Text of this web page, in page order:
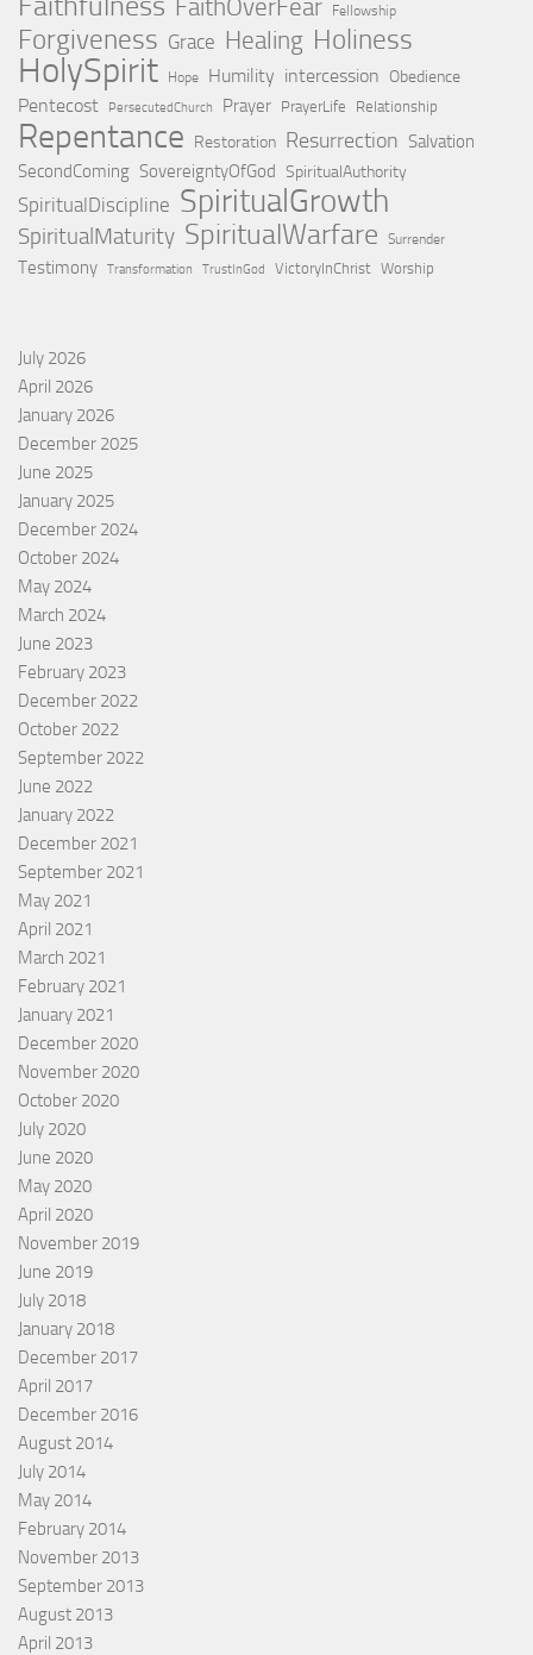
FaithOverFear Fellowship
Forgiveness Grace Healing Holiness
HolySpirit Hope Humility intercession Obedience
Pentecost PersecutedChurch Prayer PrayerLife Relationship
Repentance Restoration Resurrection Salvation
SecondComing SovereigntyOfGod SpiritualAuthority
SpiritualDiscipline SpiritualGrowth
SpiritualMaturity SpiritualWarfare Surrender
Testimony Transformation TrustInGod VictoryInChrist Worship
July 2026
April 2026
January 2026
December 2025
June 2025
January 2025
December 2024
October 2024
May 2024
March 2024
June 2023
February 2023
December 2022
October 2022
September 2022
June 2022
January 2022
December 2021
September 2021
May 2021
April 2021
March 2021
February 2021
January 2021
December 2020
November 2020
October 2020
July 2020
June 2020
May 2020
April 2020
November 2019
June 2019
July 2018
January 2018
December 2017
April 2017
December 2016
August 2014
July 2014
May 2014
February 2014
November 2013
September 2013
August 2013
April 2013